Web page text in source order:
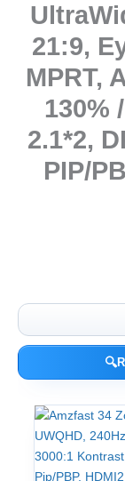
21:9,
MPRT,
130%
2.1*2,
PIP/
🔍